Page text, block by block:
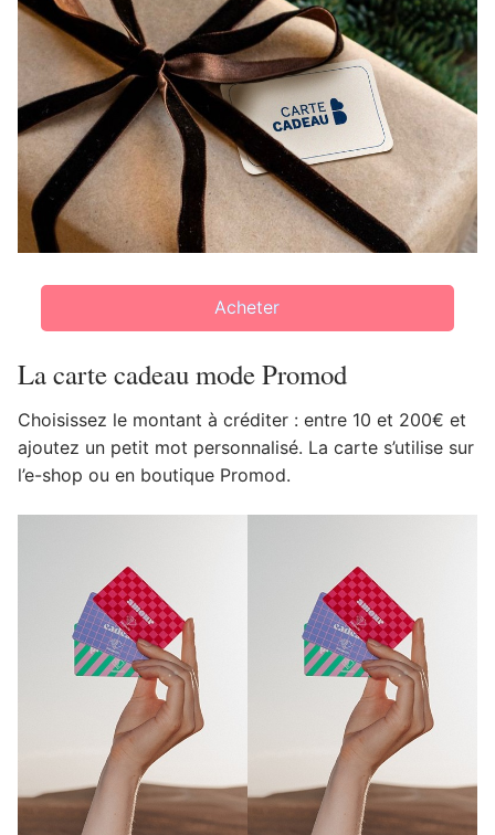
Acheter
La carte cadeau mode Promod
Choisissez le montant à créditer : entre 10 et 200€ et
ajoutez un petit mot personnalisé. La carte s’utilise sur
l’e-shop ou en boutique Promod.